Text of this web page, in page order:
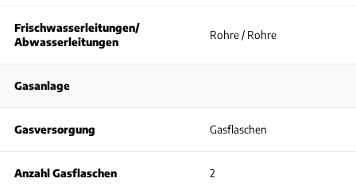
Frischwasserleitungen/
Abwasserleitungen
Rohre / Rohre
Gasanlage
Gasversorgung Gasflaschen
Anzahl Gasflaschen 2